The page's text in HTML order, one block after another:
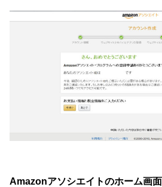
Amazonアソシエイトのホーム画面